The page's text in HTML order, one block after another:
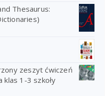
Thesaurus:
zeszyt ćwiczeń
klas 1-3 szkoły